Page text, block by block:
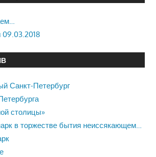
09.03.2018
Санкт-Петербург
столицы»
в торжестве бытия неиссякающем…